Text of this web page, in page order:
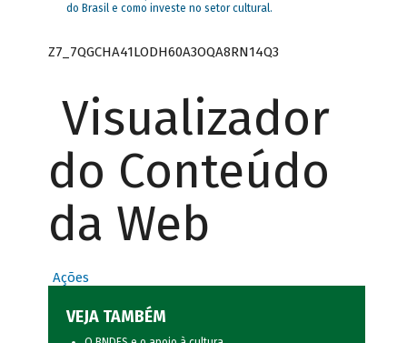
do Brasil e como investe no setor cultural.
Z7_7QGCHA41LODH60A3OQA8RN14Q3
Visualizador
do Conteúdo
da Web
Ações
VEJA TAMBÉM